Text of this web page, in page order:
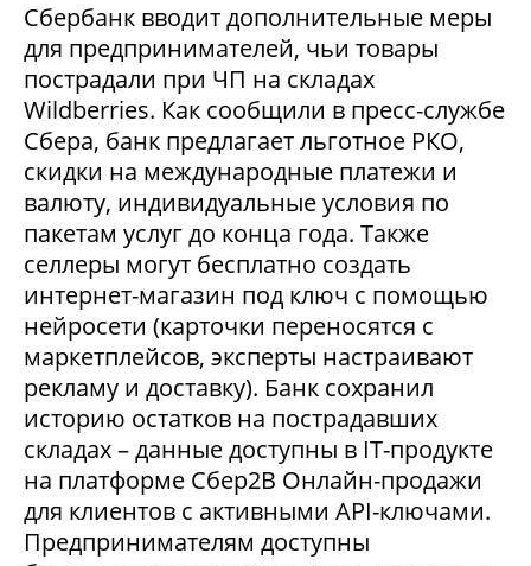
Сбербанк вводит дополнительные меры
для предпринимателей, чьи товары
пострадали при ЧП на складах
Wildberries. Как сообщили в пресс-службе
Сбера, банк предлагает льготное РКО,
скидки на международные платежи и
валюту, индивидуальные условия по
пакетам услуг до конца года. Также
селлеры могут бесплатно создать
интернет-магазин под ключ с помощью
нейросети (карточки переносятся с
маркетплейсов, эксперты настраивают
рекламу и доставку). Банк сохранил
историю остатков на пострадавших
складах – данные доступны в IT-продукте
на платформе Сбер2В Онлайн-продажи
для клиентов с активными API-ключами.
Предпринимателям доступны